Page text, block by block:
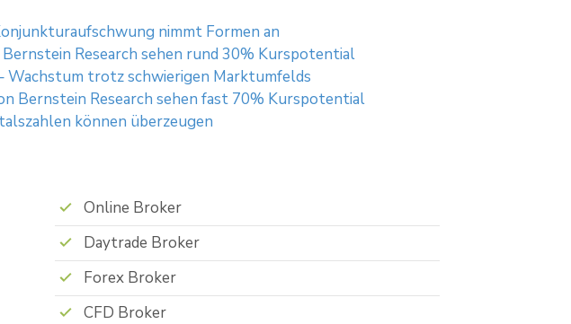
nimmt Formen an
Research sehen rund 30% Kurspotential
Wachstum trotz schwierigen Marktumfelds
Bernstein Research sehen fast 70% Kurspotential
können überzeugen
Online Broker
Daytrade Broker
Forex Broker
CFD Broker